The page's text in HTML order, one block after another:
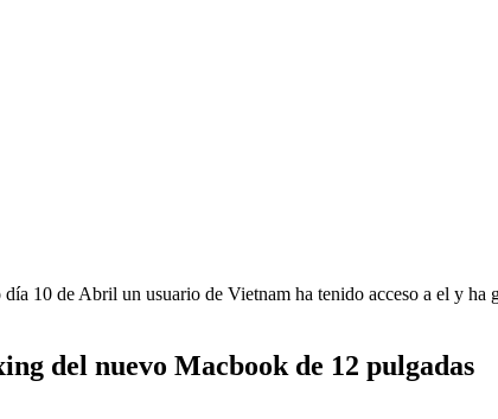
10 de Abril un usuario de Vietnam ha tenido acceso a el y ha
del nuevo Macbook de 12 pulgadas